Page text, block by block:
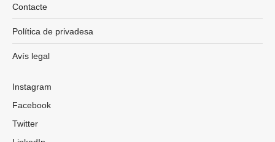
Contacte
Política de privadesa
Avís legal
Instagram
Facebook
Twitter